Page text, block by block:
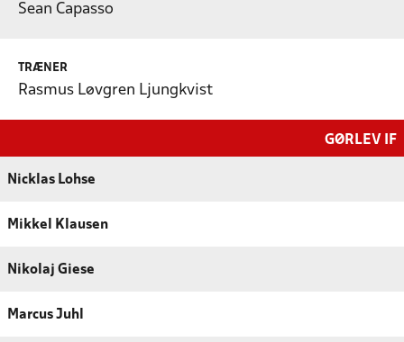
Sean Capasso
TRÆNER
Rasmus Løvgren Ljungkvist
GØRLEV IF
Nicklas Lohse
Mikkel Klausen
Nikolaj Giese
Marcus Juhl